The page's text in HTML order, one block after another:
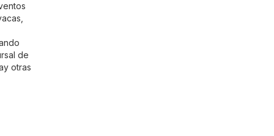
de
otras